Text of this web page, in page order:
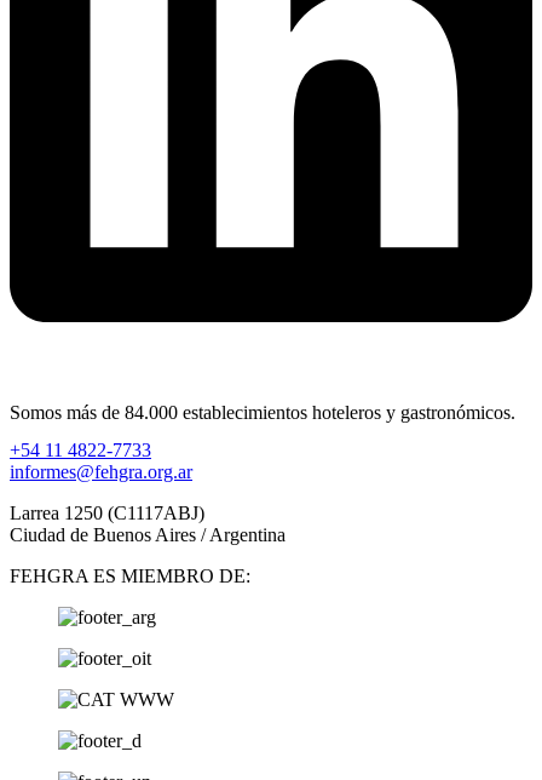
Somos más de 84.000 establecimientos hoteleros y gastronómicos.
+54 11 4822-7733
informes@fehgra.org.ar
Larrea 1250 (C1117ABJ)
Ciudad de Buenos Aires / Argentina
FEHGRA ES MIEMBRO DE: